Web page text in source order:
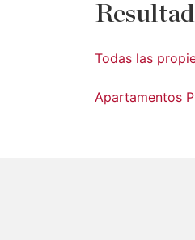
Todas las
Apartamentos